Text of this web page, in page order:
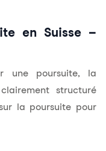
en Suisse –
une poursuite, la
structuré
la poursuite pour